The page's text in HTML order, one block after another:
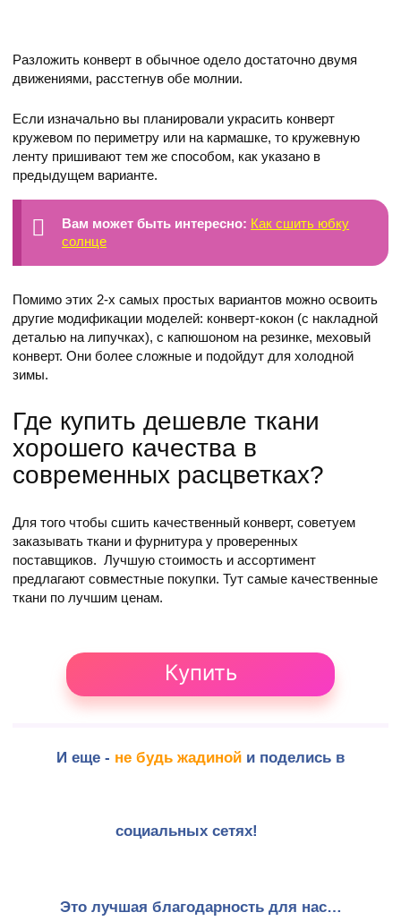
Разложить конверт в обычное одело достаточно двумя
движениями, расстегнув обе молнии.
Если изначально вы планировали украсить конверт
кружевом по периметру или на кармашке, то кружевную
ленту пришивают тем же способом, как указано в
предыдущем варианте.
Вам может быть интересно: Как сшить юбку
солнце
Помимо этих 2-х самых простых вариантов можно освоить
другие модификации моделей: конверт-кокон (с накладной
деталью на липучках), с капюшоном на резинке, меховый
конверт. Они более сложные и подойдут для холодной
зимы.
Где купить дешевле ткани
хорошего качества в
современных расцветках?
Для того чтобы сшить качественный конверт, советуем
заказывать ткани и фурнитура у проверенных
поставщиков. Лучшую стоимость и ассортимент
предлагают совместные покупки. Тут самые качественные
ткани по лучшим ценам.
Купить
И еще - не будь жадиной и поделись в
социальных сетях!
Это лучшая благодарность для нас…